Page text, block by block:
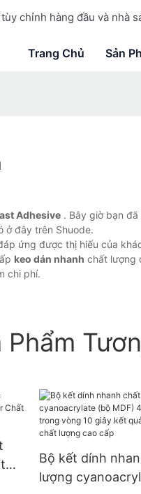
chỉnh hàng đầu và nhà
Trang Chủ Sản
Adhesive . Bây giờ bạn
ở đây trên Shuode.
ứng được thị hiếu của
keo dán nhanh chất lượng
chi phí.
Phẩm
Bộ kết dính
lượng